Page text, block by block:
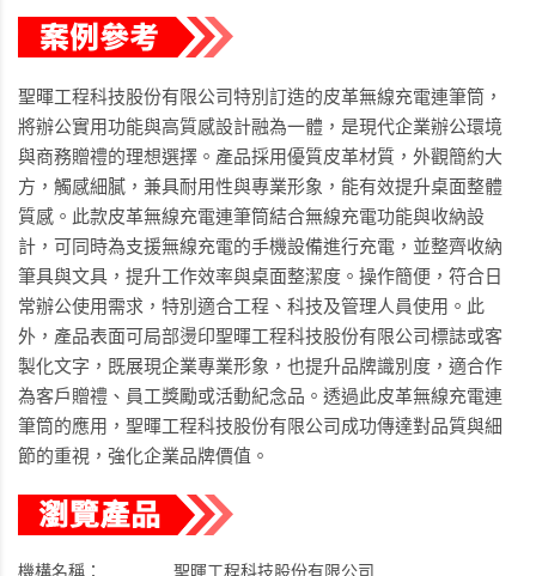
聖暉工程科技股份有限公司特別訂造的皮革無線充電連筆筒，
將辦公實用功能與高質感設計融為一體，是現代企業辦公環境
與商務贈禮的理想選擇。產品採用優質皮革材質，外觀簡約大
方，觸感細膩，兼具耐用性與專業形象，能有效提升桌面整體
質感。此款皮革無線充電連筆筒結合無線充電功能與收納設
計，可同時為支援無線充電的手機設備進行充電，並整齊收納
筆具與文具，提升工作效率與桌面整潔度。操作簡便，符合日
常辦公使用需求，特別適合工程、科技及管理人員使用。此
外，產品表面可局部燙印聖暉工程科技股份有限公司標誌或客
製化文字，既展現企業專業形象，也提升品牌識別度，適合作
為客戶贈禮、員工獎勵或活動紀念品。透過此皮革無線充電連
筆筒的應用，聖暉工程科技股份有限公司成功傳達對品質與細
節的重視，強化企業品牌價值。
機構名稱： 聖暉工程科技股份有限公司